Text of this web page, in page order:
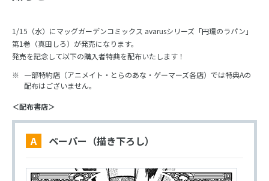
1/15（水）にマッグガーデンコミックス avarusシリーズ「円環のラパン」
第1巻（真田しろ）が発売になります。
発売を記念して以下の購入者特典を配布いたします！
一部特約店（アニメイト・とらのあな・ゲーマーズ各店）では特典Aの
配布はございません。
＜配布書店＞
A ペーパー（描き下ろし）